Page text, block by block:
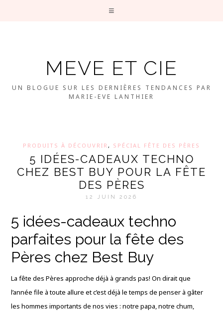
MEVE ET CIE
UN BLOGUE SUR LES DERNIÈRES TENDANCES PAR
MARIE-EVE LANTHIER
PRODUITS À DÉCOUVRIR , SPÉCIAL FÊTE DES PÈRES
5 IDÉES-CADEAUX TECHNO
CHEZ BEST BUY POUR LA FÊTE
DES PÈRES
12 JUIN 2026
5 idées-cadeaux techno
parfaites pour la fête des
Pères chez Best Buy
La fête des Pères approche déjà à grands pas! On dirait que
l’année file à toute allure et c’est déjà le temps de penser à gâter
les hommes importants de nos vies : notre papa, notre chum,